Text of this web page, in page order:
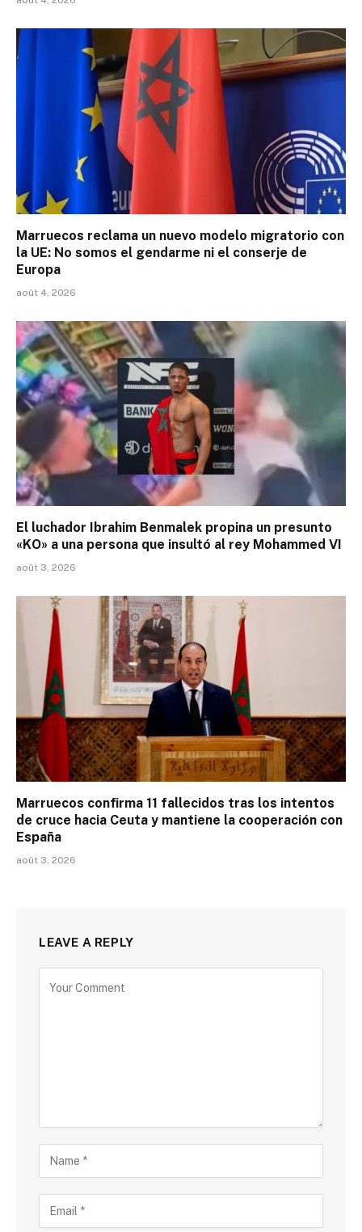
Marruecos reclama un nuevo modelo migratorio con
la UE: No somos el gendarme ni el conserje de
Europa
août 4, 2026
El luchador Ibrahim Benmalek propina un presunto
«KO» a una persona que insultó al rey Mohammed VI
août 3, 2026
Marruecos confirma 11 fallecidos tras los intentos
de cruce hacia Ceuta y mantiene la cooperación con
España
août 3, 2026
LEAVE A REPLY